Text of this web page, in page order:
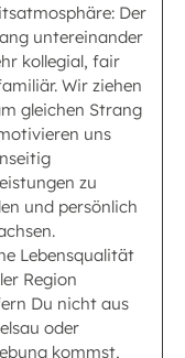
Der
untereinander
kollegial, fair
Wir ziehen
gleichen Strang
uns
zu
und persönlich
Lebensqualität
Region
Du nicht aus
oder
kommst,